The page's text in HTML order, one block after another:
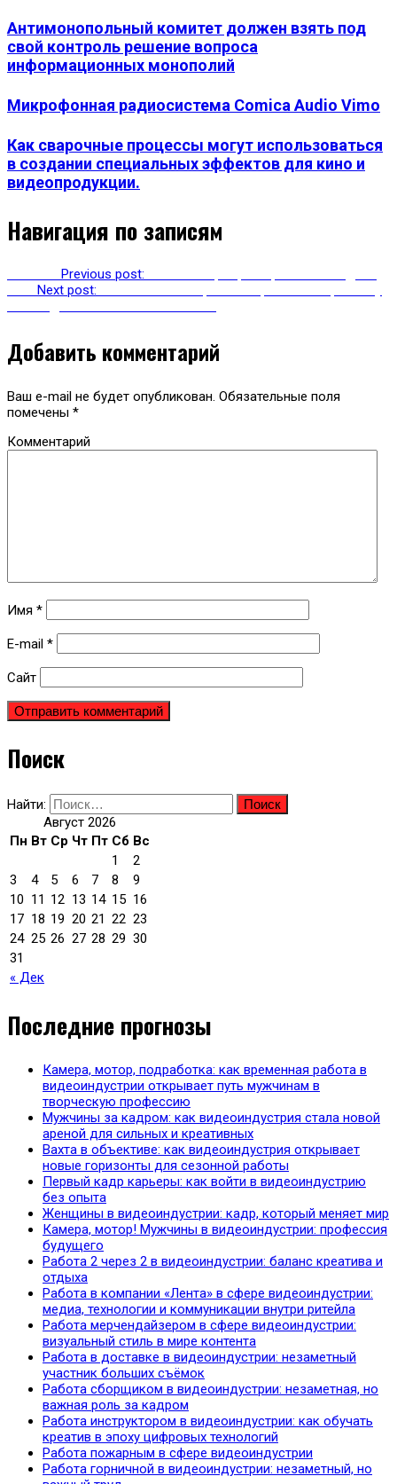
Антимонопольный комитет должен взять под
свой контроль решение вопроса
информационных монополий
Микрофонная радиосистема Comica Audio Vimo
Как сварочные процессы могут использоваться
в создании специальных эффектов для кино и
видеопродукции.
Навигация по записям
Previous post:
Next post:
Добавить комментарий
Ваш e-mail не будет опубликован. Обязательные поля
помечены *
Комментарий
Имя *
E-mail *
Сайт
Поиск
Найти:
Август 2026
Пн Вт Ср Чт Пт Сб Вс
« Дек
1
2
3
4 5 6 7 8
9
10 11 12 13 14 15 16
17 18 19 20 21 22 23
24 25 26 27 28 29 30
31
Последние прогнозы
Камера, мотор, подработка: как временная работа в
видеоиндустрии открывает путь мужчинам в
творческую профессию
Мужчины за кадром: как видеоиндустрия стала новой
ареной для сильных и креативных
Вахта в объективе: как видеоиндустрия открывает
новые горизонты для сезонной работы
Первый кадр карьеры: как войти в видеоиндустрию
без опыта
Женщины в видеоиндустрии: кадр, который меняет мир
Камера, мотор! Мужчины в видеоиндустрии: профессия
будущего
Работа 2 через 2 в видеоиндустрии: баланс креатива и
отдыха
Работа в компании «Лента» в сфере видеоиндустрии:
медиа, технологии и коммуникации внутри ритейла
Работа мерчендайзером в сфере видеоиндустрии:
визуальный стиль в мире контента
Работа в доставке в видеоиндустрии: незаметный
участник больших съёмок
Работа сборщиком в видеоиндустрии: незаметная, но
важная роль за кадром
Работа инструктором в видеоиндустрии: как обучать
креатив в эпоху цифровых технологий
Работа пожарным в сфере видеоиндустрии
Работа горничной в видеоиндустрии: незаметный, но